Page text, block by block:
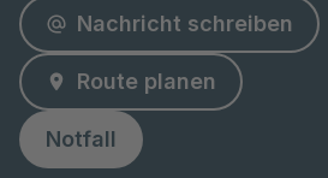
Nachricht schreiben
Route planen
Notfall